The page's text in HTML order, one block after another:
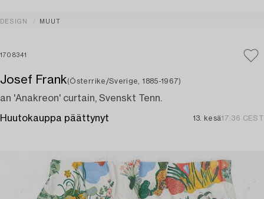
DESIGN MUUT
1708341
Josef Frank(Österrike/Sverige, 1885-1967)
an 'Anakreon' curtain, Svenskt Tenn.
Huutokauppa päättynyt 13. kesä17:36 CEST